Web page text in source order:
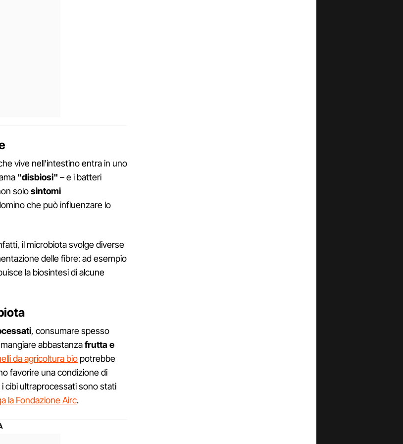
vive nell'intestino entra in uno
"disbiosi" – e i batteri
solosintomi
che può influenzare lo
il microbiota svolge diverse
delle fibre: ad esempio
la biosintesi di alcune
, consumare spesso
abbastanzafrutta e
da agricoltura bio potrebbe
favorire una condizione di
cibi ultraprocessati sono stati
la Fondazione Airc.